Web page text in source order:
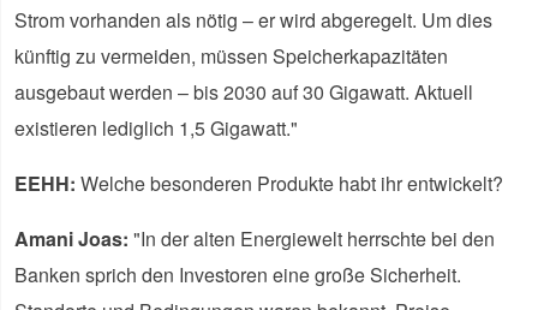
Strom vorhanden als nötig – er wird abgeregelt. Um dies
künftig zu vermeiden, müssen Speicherkapazitäten
ausgebaut werden – bis 2030 auf 30 Gigawatt. Aktuell
existieren lediglich 1,5 Gigawatt."
EEHH: Welche besonderen Produkte habt ihr entwickelt?
Amani Joas: "In der alten Energiewelt herrschte bei den
Banken sprich den Investoren eine große Sicherheit.